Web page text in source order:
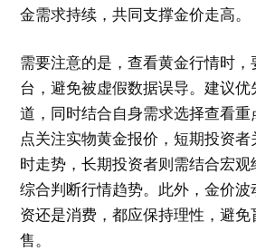
金需求持续，共同支撑金价走高。
需要注意的是，查看黄金行情时
台，避免被虚假数据误导。建议
道，同时结合自身需求选择查看
点关注实物黄金报价，短期投资
时走势，长期投资者则需结合宏观
综合判断行情趋势。此外，金价
资还是消费，都应保持理性，避
售。